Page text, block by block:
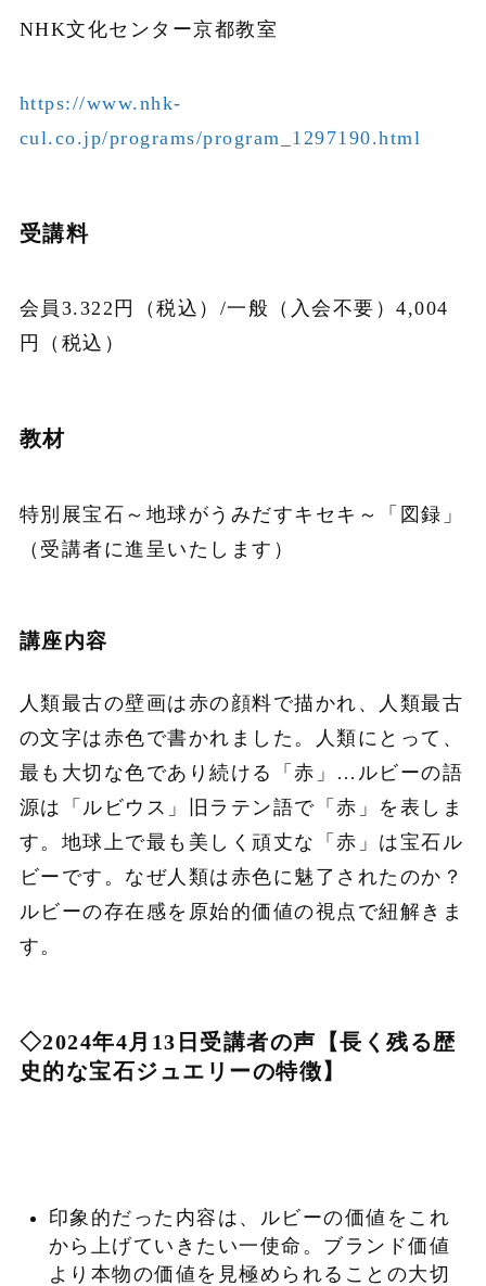
NHK文化センター京都教室
https://www.nhk-
cul.co.jp/programs/program_1297190.html
受講料
会員 3.322 円（税込） /一般（入会不要）4,004
円（税込）
教材
特別展宝石～地球がうみだすキセキ～「図録」
（受講者に進呈いたします）
講座内容
人類最古の壁画は赤の顔料で描かれ、人類最古
の文字は赤色で書かれました。人類にとって、
最も大切な色であり続ける「赤」…ルビーの語
源は「ルビウス」旧ラテン語で「赤」を表しま
す。地球上で最も美しく頑丈な「赤」は宝石ル
ビーです。なぜ人類は赤色に魅了されたのか？
ルビーの存在感を原始的価値の視点で紐解きま
す。
◇2024年4月 13 日受講者の声【長く残る歴
史的な宝石ジュエリーの特徴】
印象的だった内容は、ルビーの価値をこれ
から上げていきたい一使命。ブランド価値
より本物の価値を見極められることの大切